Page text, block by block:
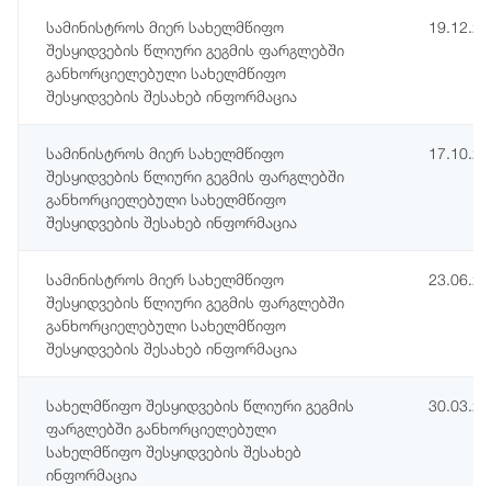
სამინისტროს მიერ სახელმწიფო
შესყიდვების წლიური გეგმის ფარგლებში
განხორციელებული სახელმწიფო
შესყიდვების შესახებ ინფორმაცია
სამინისტროს მიერ სახელმწიფო
შესყიდვების წლიური გეგმის ფარგლებში
განხორციელებული სახელმწიფო
შესყიდვების შესახებ ინფორმაცია
სამინისტროს მიერ სახელმწიფო
შესყიდვების წლიური გეგმის ფარგლებში
განხორციელებული სახელმწიფო
შესყიდვების შესახებ ინფორმაცია
სახელმწიფო შესყიდვების წლიური გეგმის
ფარგლებში განხორციელებული
სახელმწიფო შესყიდვების შესახებ
ინფორმაცია